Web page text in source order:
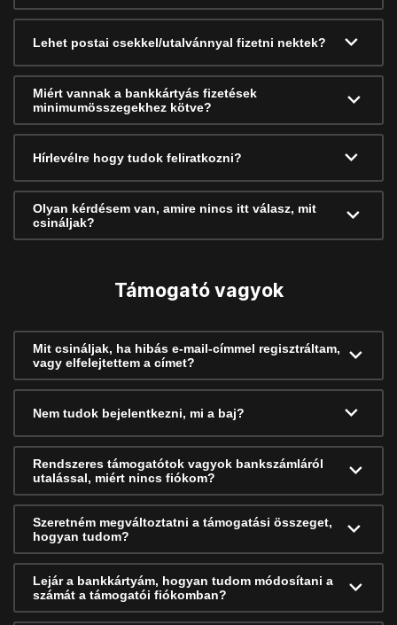
Lehet postai csekkel/utalvánnyal fizetni nektek?
Miért vannak a bankkártyás fizetések
minimumösszegekhez kötve?
Hírlevélre hogy tudok feliratkozni?
Olyan kérdésem van, amire nincs itt válasz, mit
csináljak?
Támogató vagyok
Mit csináljak, ha hibás e-mail-címmel regisztráltam,
vagy elfelejtettem a címet?
Nem tudok bejelentkezni, mi a baj?
Rendszeres támogatótok vagyok bankszámláról
utalással, miért nincs fiókom?
Szeretném megváltoztatni a támogatási összeget,
hogyan tudom?
Lejár a bankkártyám, hogyan tudom módosítani a
számát a támogatói fiókomban?